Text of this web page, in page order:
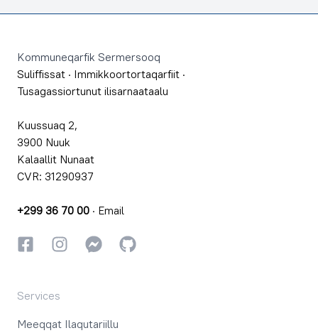
Kommuneqarfik Sermersooq
Suliffissat · Immikkoortortaqarfiit ·
Tusagassiortunut ilisarnaataalu
Kuussuaq 2,
3900 Nuuk
Kalaallit Nunaat
CVR: 31290937
+299 36 70 00 · Email
FacebookkiInstagrammiInstagrammi
GitHub
Services
Meeqqat Ilaqutariillu